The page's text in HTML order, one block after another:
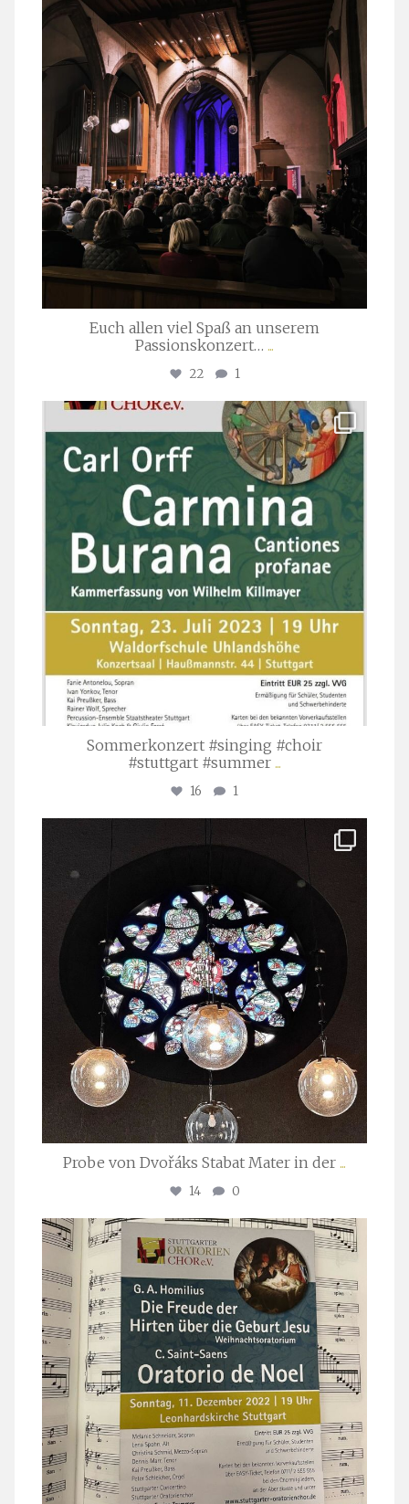
März 24
Euch allen viel Spaß an unserem
Passionskonzert… ...
22 1
stuttgarter_oratorienchor
Juli 22
Sommerkonzert #singing #choir
#stuttgart #summer ...
16 1
Apr. 1
Probe von Dvořáks Stabat Mater in der ...
14 0
stuttgarter_oratorienchor
Nov. 29